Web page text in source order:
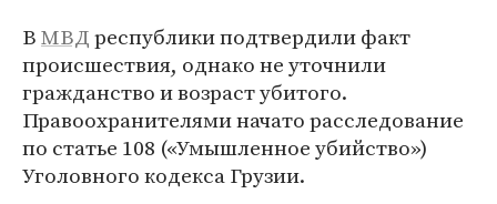
ВМВДреспублики подтвердили факт
происшествия, однако не уточнили
гражданство и возраст убитого.
Правоохранителями начато расследование
по статье 108 («Умышленное убийство»)
Уголовного кодекса Грузии.